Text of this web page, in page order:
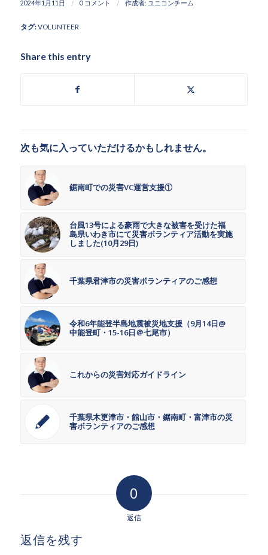
2024年1月11日 / 0 コメント / 作成者: ユニコンチーム
タグ:VOLUNTEER
Share this entry
次も気に入っていただけるかもしれません。
鋸南町での災害VC運営支援①
台風13号による豪雨で大きな被害を受けた福
島県いわき市にて災害ボランティア活動を実施
しました(10月29日)
千葉県君津市の災害ボランティアのご感想
令和6年能登半島地震被災地支援（9月14日@
中能登町・15-16日＠七尾市）
これからの災害対応ガイドライン
千葉県木更津市・館山市・鋸南町・富津市の災
害ボランティアのご感想
0
返信
返信を残す